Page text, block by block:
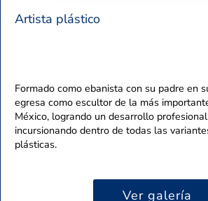
Artista plástico
Formado como ebanista con su padre en
egresa como escultor de la más
México, logrando un desarrollo
incursionando dentro de todas las
plásticas.
Ver galería